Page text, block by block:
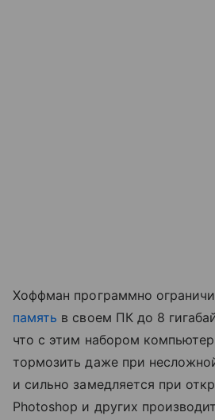
Хоффман программно
память в своем ПК до 8
что с этим набором
тормозить даже при
и сильно замедляется при
Photoshop и других